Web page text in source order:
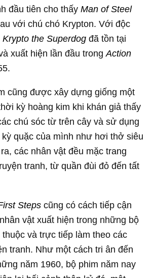
đầu tiên cho thấyMan of Steel
với chú chó Krypton. Với độc
Krypto the Superdog đã tồn tại
xuất hiện lần đầu trongAction
cũng được xây dựng giống một
kỳ hoàng kim khi khán giả thấy
chú sóc từ trên cây và sử dụng
quặc của mình như hơi thở siêu
các nhân vật đều mặc trang
tranh, từ quần đùi đỏ đến tất
Steps cũng có cách tiếp cận
vật xuất hiện trong những bộ
và trực tiếp làm theo các
tranh. Như một cách tri ân đến
năm 1960, bộ phim năm nay